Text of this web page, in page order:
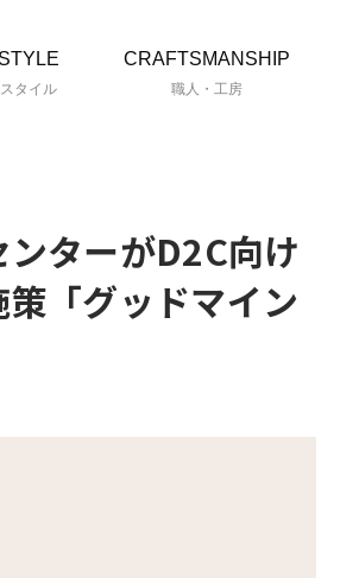
STYLE
スタイル
CRAFTSMANSHIP
職人・工房
ターがD2C向け
「グッドマイン